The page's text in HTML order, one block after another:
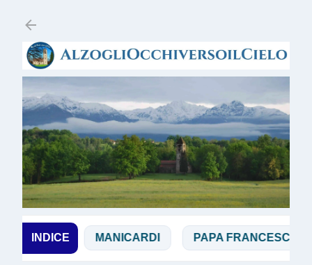
INDICE MANICARDI PAPA FRANCESCO